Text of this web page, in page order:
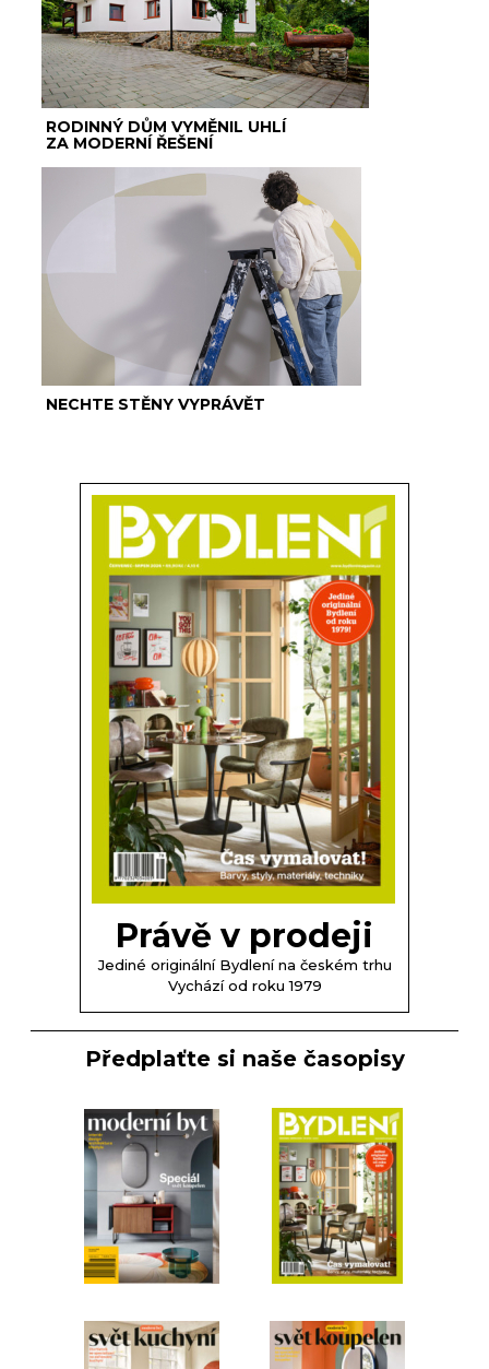
RODINNÝ DŮM VYMĚNIL UHLÍ
ZA MODERNÍ ŘEŠENÍ
NECHTE STĚNY VYPRÁVĚT
Právě v prodeji
Jediné originální Bydlení na českém trhu
Vychází od roku 1979
Předplaťte si naše časopisy